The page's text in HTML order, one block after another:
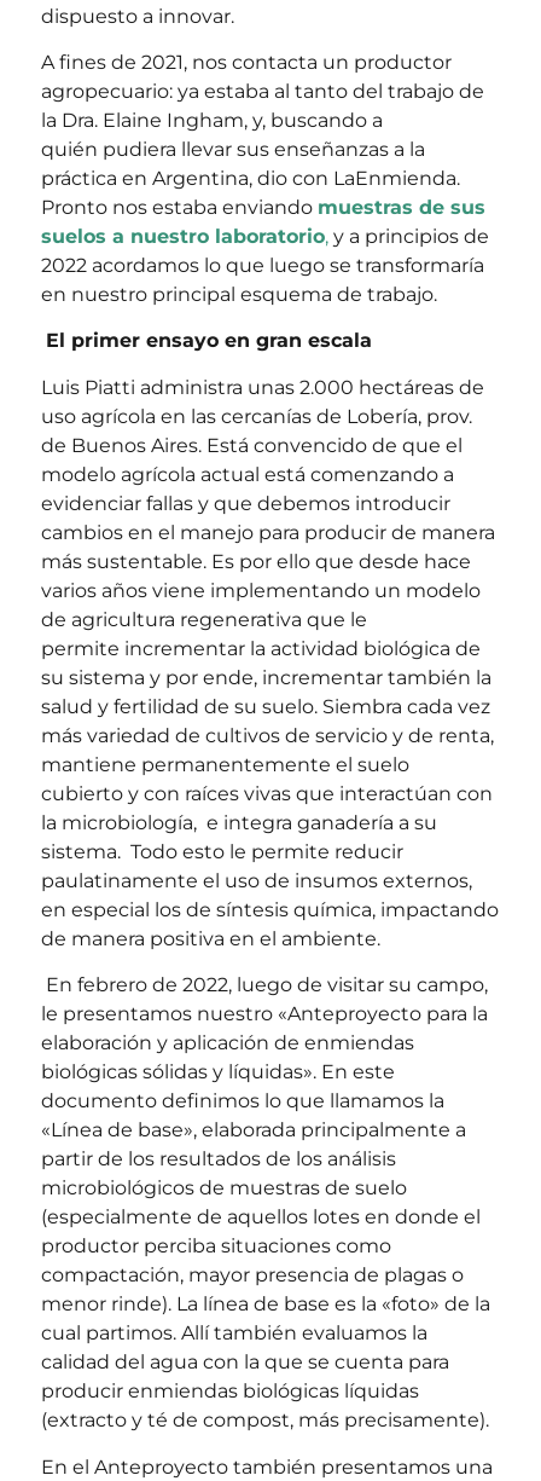
dispuesto a innovar.
A fines de 2021, nos contacta un productor
agropecuario: ya estaba al tanto del trabajo de
la Dra. Elaine Ingham, y, buscando a
quién pudiera llevar sus enseñanzas a la
práctica en Argentina, dio con LaEnmienda.
Pronto nos estaba enviando muestras de sus
suelos a nuestro laboratorio, y a principios de
2022 acordamos lo que luego se transformaría
en nuestro principal esquema de trabajo.
El primer ensayo en gran escala
Luis Piatti administra unas 2.000 hectáreas de
uso agrícola en las cercanías de Lobería, prov.
de Buenos Aires. Está convencido de que el
modelo agrícola actual está comenzando a
evidenciar fallas y que debemos introducir
cambios en el manejo para producir de manera
más sustentable. Es por ello que desde hace
varios años viene implementando un modelo
de agricultura regenerativa que le
permite incrementar la actividad biológica de
su sistema y por ende, incrementar también la
salud y fertilidad de su suelo. Siembra cada vez
más variedad de cultivos de servicio y de renta,
mantiene permanentemente el suelo
cubierto y con raíces vivas que interactúan con
la microbiología, e integra ganadería a su
sistema. Todo esto le permite reducir
paulatinamente el uso de insumos externos,
en especial los de síntesis química, impactando
de manera positiva en el ambiente.
En febrero de 2022, luego de visitar su campo,
le presentamos nuestro «Anteproyecto para la
elaboración y aplicación de enmiendas
biológicas sólidas y líquidas». En este
documento definimos lo que llamamos la
«Línea de base», elaborada principalmente a
partir de los resultados de los análisis
microbiológicos de muestras de suelo
(especialmente de aquellos lotes en donde el
productor perciba situaciones como
compactación, mayor presencia de plagas o
menor rinde). La línea de base es la «foto» de la
cual partimos. Allí también evaluamos la
calidad del agua con la que se cuenta para
producir enmiendas biológicas líquidas
(extracto y té de compost, más precisamente).
En el Anteproyecto también presentamos una